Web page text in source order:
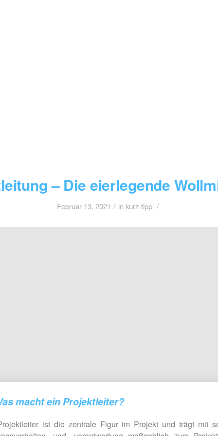
– Die eierlegende
Februar 13, 2021 / in kurz-tipp /
macht ein Projektleiter?
ist die zentrale Figur im Projekt und trägt mit